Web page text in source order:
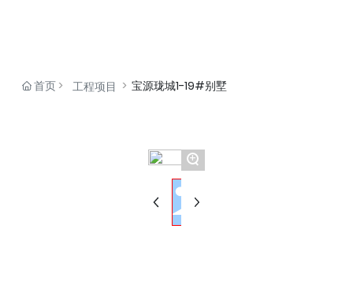
首页 工程项目 宝源珑城1-19#别墅
+